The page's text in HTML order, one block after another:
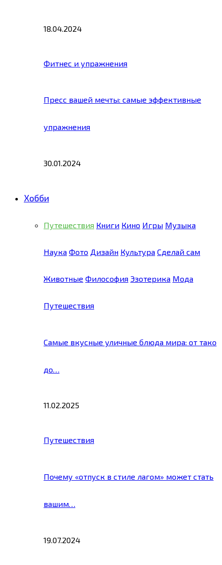
18.04.2024
Фитнес и упражнения
Пресс вашей мечты: самые эффективные
упражнения
30.01.2024
Хобби
Путешествия Книги Кино Игры Музыка
Наука Фото Дизайн Культура Сделай сам
Животные Философия Эзотерика Мода
Путешествия
Самые вкусные уличные блюда мира: от тако
до…
11.02.2025
Путешествия
Почему «отпуск в стиле лагом» может стать
вашим…
19.07.2024